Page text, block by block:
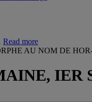
Read more
AU NOM DE
IER